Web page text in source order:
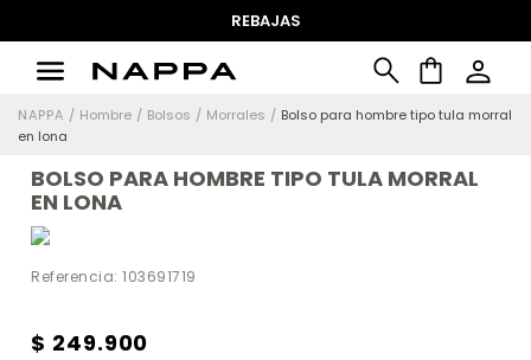
REBAJAS
Hombre Bolsos Morrales
Bolso para hombre tipo tula morral
en lona
BOLSO PARA HOMBRE TIPO TULA MORRAL
EN LONA
Referencia:103691719
$ 249.900